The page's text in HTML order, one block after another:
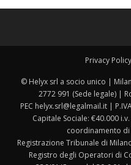
Privacy Policy
© Helyx srl a socio unico |
2772 991 (Sede legale) |
PEC helyx.srl@legalmail.it |
Capitale Sociale: €40.000
coordinamento di
Registrazione Tribunale di
Registro degli Operatori di